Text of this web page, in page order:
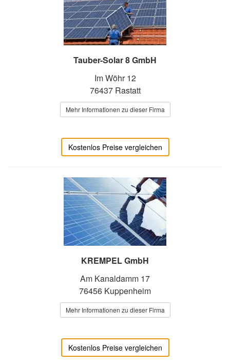
Tauber-Solar 8 GmbH
Im Wöhr 12
76437 Rastatt
Mehr Informationen zu dieser Firma
Kostenlos Preise vergleichen
KREMPEL GmbH
Am Kanaldamm 17
76456 Kuppenheim
Mehr Informationen zu dieser Firma
Kostenlos Preise vergleichen